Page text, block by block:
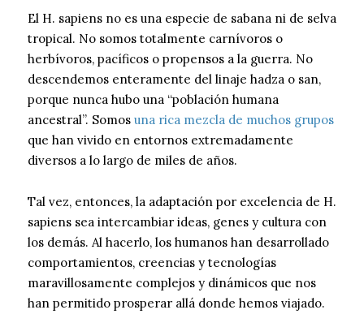
El H. sapiens no es una especie de sabana ni de selva
tropical. No somos totalmente carnívoros o
herbívoros, pacíficos o propensos a la guerra. No
descendemos enteramente del linaje hadza o san,
porque nunca hubo una “población humana
ancestral”. Somos una rica mezcla de muchos grupos
que han vivido en entornos extremadamente
diversos a lo largo de miles de años.
Tal vez, entonces, la adaptación por excelencia de H.
sapiens sea intercambiar ideas, genes y cultura con
los demás. Al hacerlo, los humanos han desarrollado
comportamientos, creencias y tecnologías
maravillosamente complejos y dinámicos que nos
han permitido prosperar allá donde hemos viajado.